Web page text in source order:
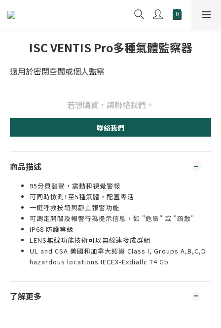
ISC VENTIS Pro多種氣體監察器
適用於密閉空間或個人監察
若想購買，請聯絡我們。
聯絡我們
商品描述
95分貝發聲，震動和視覺警報
可同時檢測1至5種氣體，配置零活
一鍵呼救按鈕與靜止報警功能
可調定開關及報警行為提示信息，如 "危險" 或 "疏散"
IP68 防護等級
LENS無線功能技術可以無線連接成群組
UL and CSA 美國和加拿大認證 Class I, Groups A,B,C,D
hazardous locations IECEX-Exdiallc T4 Gb
了解更多